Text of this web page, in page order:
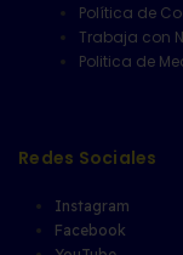
Política de
Trabaja con
Politica de
Redes Sociales
Instagram
Facebook